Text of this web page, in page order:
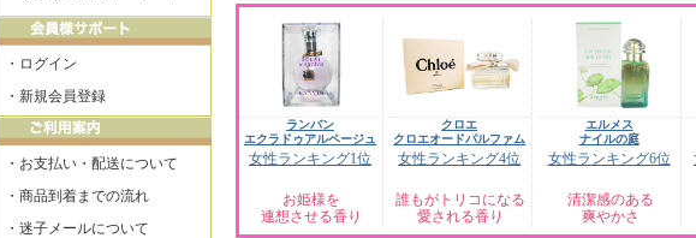
ランバン
エクラドゥアルページュ
女性ランキング1位
お姫様を
連想させる香り
クロエ
クロエオードパルファム
女性ランキング4位
誰もがトリコになる
愛される香り
エルメス
ナイルの庭
女性ランキング6位
清潔感のある
爽やかさ
・ ログイン
・ 新規会員登録
・ お支払い・配送について
・ 商品到着までの流れ
・ 迷子メールについて